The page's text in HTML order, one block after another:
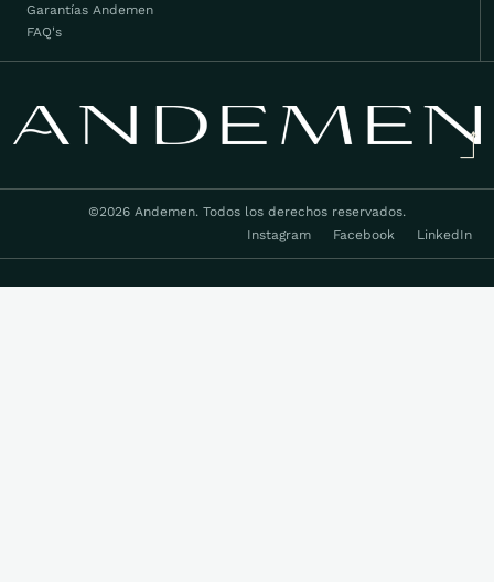
Garantías Andemen
FAQ's
©2026 Andemen. Todos los derechos reservados.
Instagram
Facebook LinkedIn